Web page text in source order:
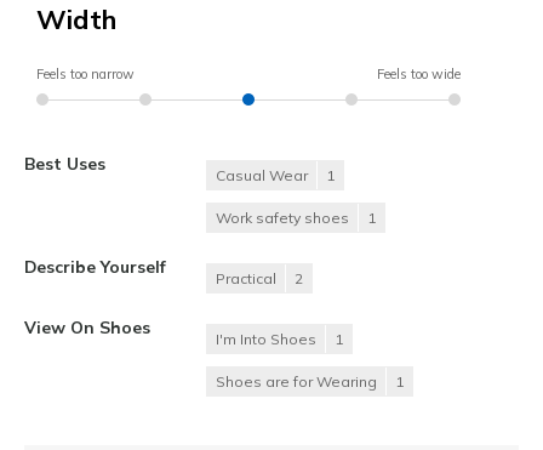
Width
Feels too narrow Feels too wide
Best Uses
Casual Wear 1
Work safety shoes 1
Describe Yourself
Practical 2
View On Shoes
I'm Into Shoes 1
Shoes are for Wearing 1